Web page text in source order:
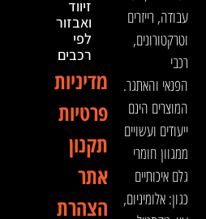
עבודה, רייזרים
וטרקטורונים,
רכבי
הפנאי והאתגר.
המוצרים הינם
ייעודים ועשויים
ממגוון חומרי
גלם איכותיים
כגון: אלומיניום,
זיווד
ואבזור
לפי
רכבים
מדיניות
פרטיות
תקנון
אתר
הצהרת